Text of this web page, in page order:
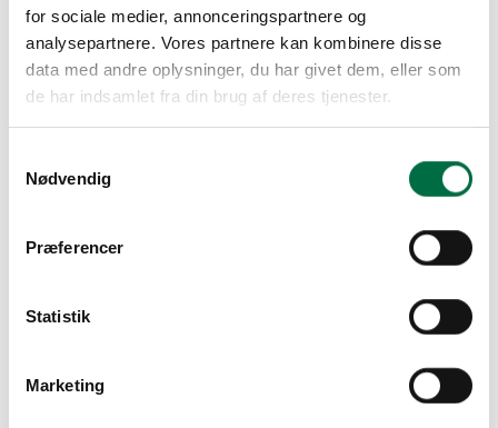
for sociale medier, annonceringspartnere og
analysepartnere. Vores partnere kan kombinere disse
data med andre oplysninger, du har givet dem, eller som
de har indsamlet fra din brug af deres tjenester.
Nødvendig
Præferencer
Statistik
Marketing
Tilmeld mig jeres nyhedsbrev
Send
Telefon
Tilmeld mig Strøgbo nyhedsbrev*
*Ved at udfylde formularen giver du samtykke til at modtage
markedsføring fra os via e-mail og vores samarbejdspartnere. Du
igen.